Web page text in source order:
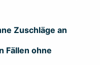
Zuschläge an
Fällen ohne